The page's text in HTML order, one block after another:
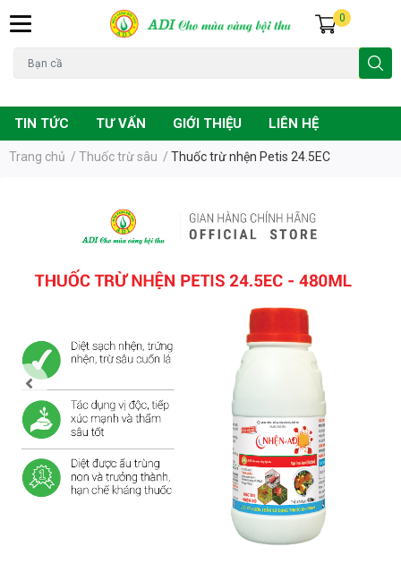
0
TIN TỨC TƯ VẤN GIỚI THIỆU LIÊN HỆ
Trang chủ / Thuốc trừ sâu / Thuốc trừ nhện Petis 24.5EC